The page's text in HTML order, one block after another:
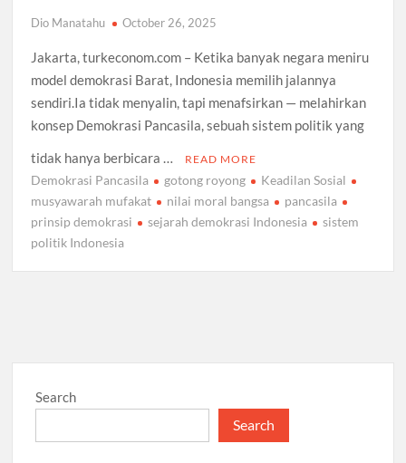
Dio Manatahu October 26, 2025
Jakarta, turkeconom.com – Ketika banyak negara meniru
model demokrasi Barat, Indonesia memilih jalannya
sendiri.Ia tidak menyalin, tapi menafsirkan — melahirkan
konsep Demokrasi Pancasila, sebuah sistem politik yang
tidak hanya berbicara …
READ MORE
Demokrasi Pancasila gotong royong
Keadilan Sosial
musyawarah mufakat
nilai moral bangsa
pancasila
prinsip demokrasi
sejarah demokrasi Indonesia
sistem
politik Indonesia
Search
Search